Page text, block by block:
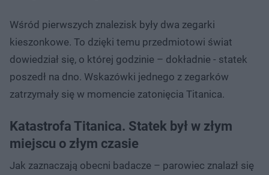
Wśród pierwszych znalezisk były dwa zegarki
kieszonkowe. To dzięki temu przedmiotowi świat
dowiedział się, o której godzinie – dokładnie - statek
poszedł na dno. Wskazówki jednego z zegarków
zatrzymały się w momencie zatonięcia Titanica.
Katastrofa Titanica. Statek był w złym
miejscu o złym czasie
Jak zaznaczają obecni badacze – parowiec znalazł się